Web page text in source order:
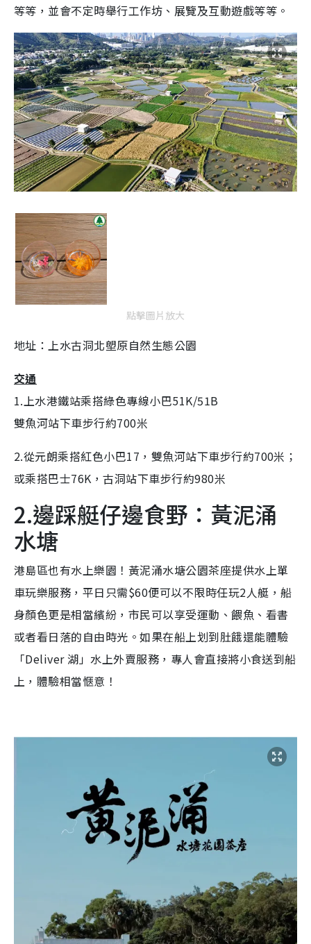
等等，並會不定時舉行工作坊、展覽及互動遊戲等等。
點擊圖片放大
地址：上水古洞北塱原自然生態公園
交通
1.上水港鐵站乘搭綠色專線小巴51K/51B
雙魚河站下車步行約700米
2.從元朗乘搭紅色小巴17，雙魚河站下車步行約700米；
或乘搭巴士76K，古洞站下車步行約980米
2.邊踩艇仔邊食野：黃泥涌
水塘
港島區也有水上樂園！黃泥涌水塘公園茶座提供水上單
車玩樂服務，平日只需$60便可以不限時任玩2人艇，船
身顏色更是相當繽紛，市民可以享受運動、餵魚、看書
或者看日落的自由時光。如果在船上划到肚餓還能體驗
「Deliver 湖」水上外賣服務，專人會直接將小食送到船
上，體驗相當愜意！